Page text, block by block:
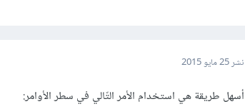
نشر25 مايو 2015
أسهل طريقة هي استخدام الأمر التّالي في سطر الأوامر: